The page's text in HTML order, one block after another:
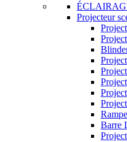
Projecteur
Barre